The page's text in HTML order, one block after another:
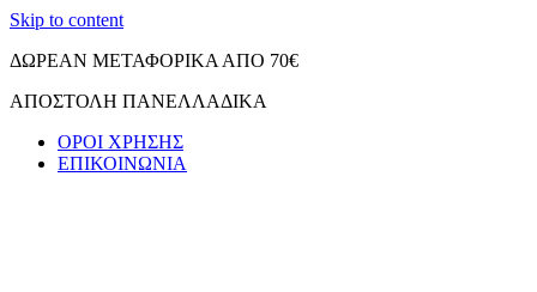
Skip to content
ΔΩΡΕΑΝ ΜΕΤΑΦΟΡΙΚΑ ΑΠΟ 70€
ΑΠΟΣΤΟΛΗ ΠΑΝΕΛΛΑΔΙΚΑ
ΟΡΟΙ ΧΡΗΣΗΣ
ΕΠΙΚΟΙΝΩΝΙΑ